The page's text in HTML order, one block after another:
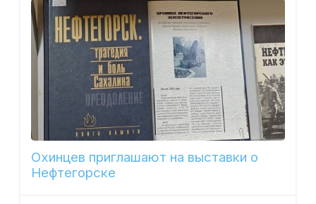
Охинцев приглашают на выставки о
Нефтегорске